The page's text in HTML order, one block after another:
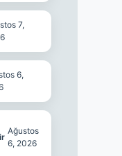
7,
6,
Ağustos
6, 2026